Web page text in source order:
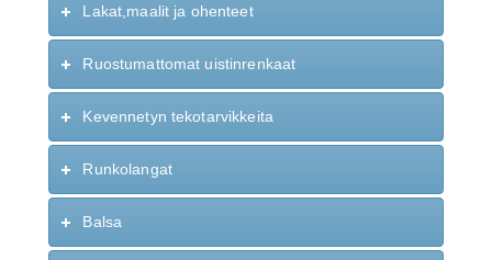
Lakat,maalit ja ohenteet
Ruostumattomat uistinrenkaat
Kevennetyn tekotarvikkeita
Runkolangat
Balsa